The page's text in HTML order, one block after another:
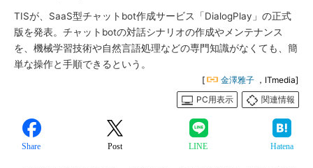
TISが、SaaS型チャットbot作成サービス「DialogPlay」の正式
版を発表。チャットbotの対話シナリオの作成やメンテナンス
を、機械学習技術や自然言語処理などの専門知識がなくても、簡
単な操作と手順できるという。
[ 金澤雅子 ，ITmedia]
PC用表示
関連情報
Share Post LINE Hatena